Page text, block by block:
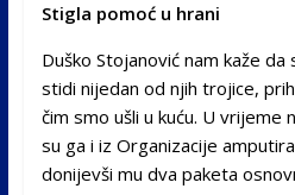
Stigla pomoć u hrani
Duško Stojanović nam kaže da
stidi nijedan od njih trojice,
čim smo ušli u kuću. U vrijeme
su ga i iz Organizacije
donijevši mu dva paketa